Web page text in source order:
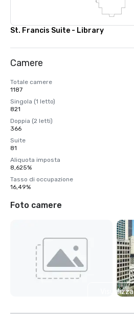
St. Francis Suite - Library
Camere
Totale camere
1187
Singola (1 letto)
821
Doppia (2 letti)
366
Suite
81
Aliquota imposta
8,625%
Tasso di occupazione
16,49%
Foto camere
Visualizza